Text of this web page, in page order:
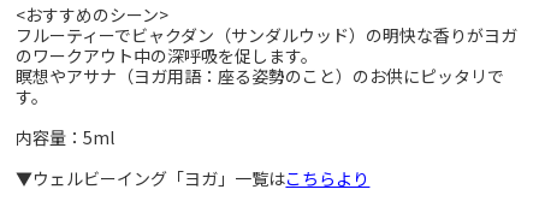
<おすすめのシーン>
フルーティーでビャクダン（サンダルウッド）の明快な香りがヨガ
のワークアウト中の深呼吸を促します。
瞑想やアサナ（ヨガ用語：座る姿勢のこと）のお供にピッタリで
す。
内容量：5ml
▼ウェルビーイング「ヨガ」一覧はこちらより